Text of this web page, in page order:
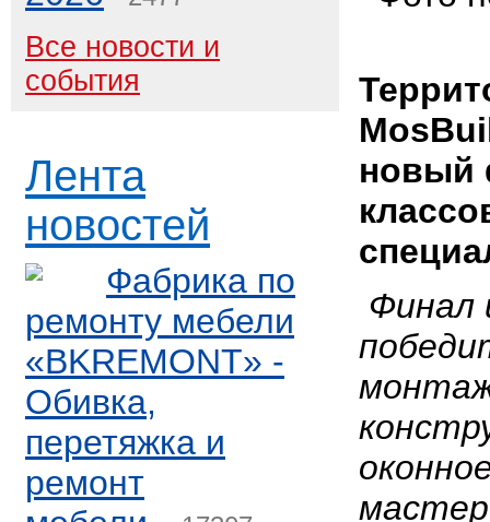
Все новости и
события
Лента
новостей
Фабрика по
ремонту мебели
«BKREMONT» -
Обивка,
перетяжка и
ремонт
новый
Финал